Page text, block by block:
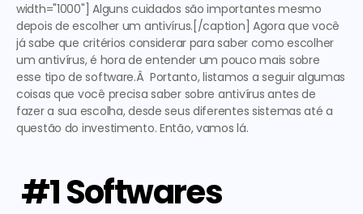
width="1000"] Alguns cuidados são importantes mesmo
depois de escolher um antivírus.[/caption] Agora que você
já sabe que critérios considerar para saber como escolher
um antivírus, é hora de entender um pouco mais sobre
esse tipo de software.Â  Portanto, listamos a seguir algumas
coisas que você precisa saber sobre antivírus antes de
fazer a sua escolha, desde seus diferentes sistemas até a
questão do investimento. Então, vamos lá.